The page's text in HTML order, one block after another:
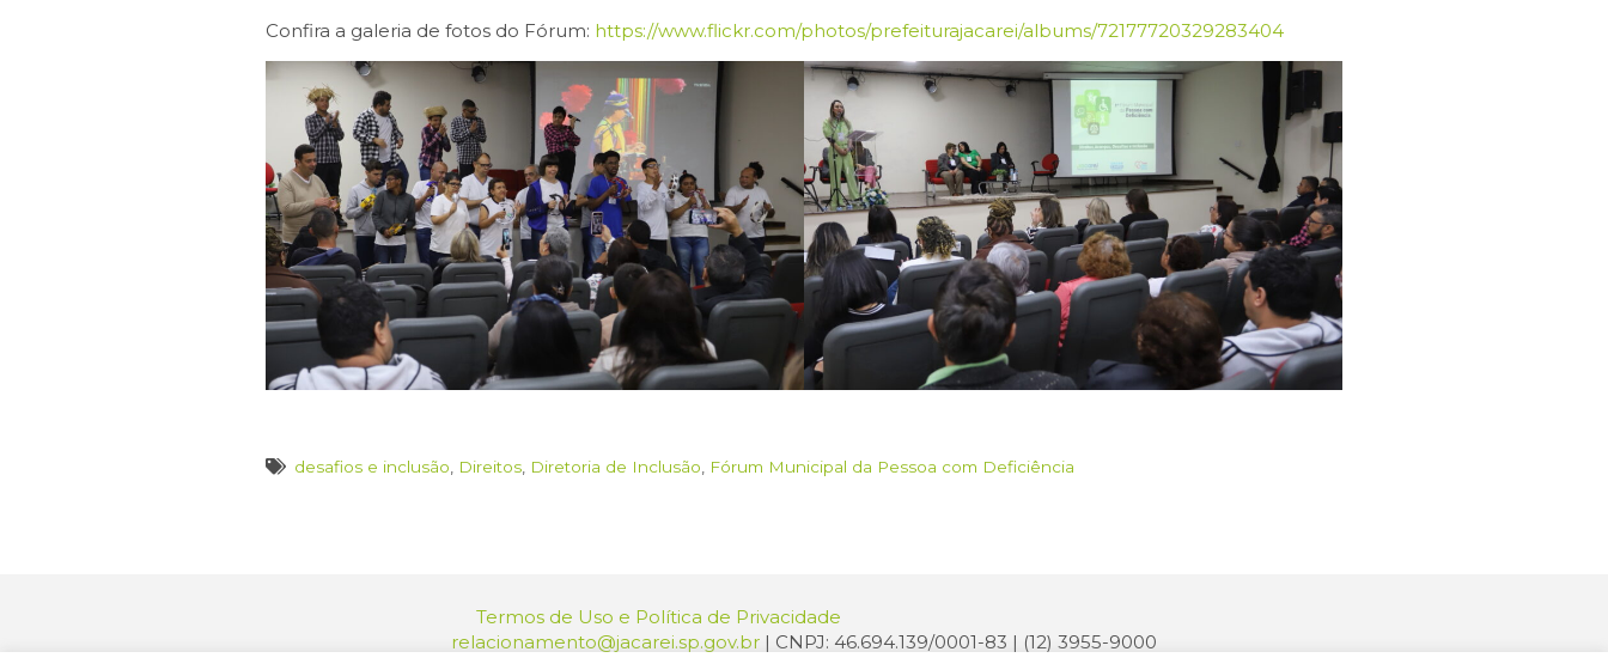
Confira a galeria de fotos do Fórum: https://www.flickr.com/photos/prefeiturajacarei/albums/72177720329283404
desafios e inclusão Direitos Diretoria de Inclusão Fórum Municipal da Pessoa com Deficiência
Termos de Uso e Política de Privacidade
relacionamento@jacarei.sp.gov.br | CNPJ: 46.694.139/0001-83 | (12) 3955-9000